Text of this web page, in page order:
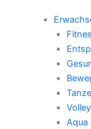
Aqua